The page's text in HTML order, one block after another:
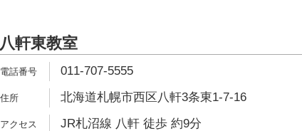
八軒東教室
011-707-5555
北海道札幌市西区八軒3条東1-7-16
JR札沼線 八軒 徒歩 約9分